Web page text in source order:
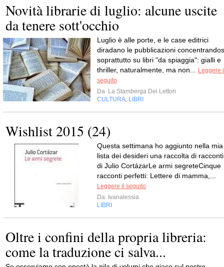
Novità librarie di luglio: alcune uscite
da tenere sott'occhio
Luglio è alle porte, e le case editrici
diradano le pubblicazioni
soprattutto su libri "da spiaggia": gialli e
thriller, naturalmente, ma non...
Leggere
seguito
Da La Stamberga Dei Lettori
CULTURA LIBRI
Wishlist 2015 (24)
Questa settimana ho aggiunto nella mia
lista dei desideri una raccolta di racconti
di Julio CortázarLe armi segreteCinque
racconti perfetti: Lettere di mamma,...
Leggere il seguito
Da
Ivanalessia
LIBRI
Oltre i confini della propria libreria:
come la traduzione ci salva...